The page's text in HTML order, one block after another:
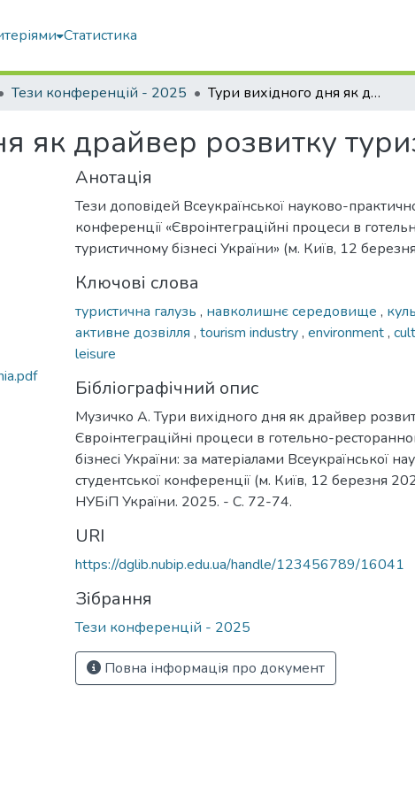
Статистика
Тези конференцій - 2025 Тури вихідного дня як драйвер розвитку туризму
як драйвер розвитку
Анотація
Тези доповідей Всеукраїнської науково-
конференції «Євроінтеграційні процеси в
туристичному бізнесі України» (м. Київ, 12
Ключові слова
туристична галузь , навколишнє середовище ,
активне дозвілля , tourism industry, environment,
leisure
Бібліографічний опис
Музичко А. Тури вихідного дня як драйвер
Євроінтеграційні процеси в готельно-
бізнесі України: за матеріалами Всеукраїнської
студентської конференції (м. Київ, 12 березня
НУБіП України. 2025. - С. 72-74.
URI
https://dglib.nubip.edu.ua/handle/123456789/16041
Зібрання
Тези конференцій - 2025
Повна інформація про документ